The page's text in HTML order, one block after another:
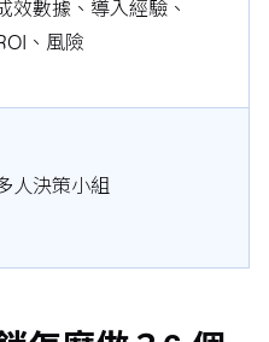
效數據、導入經驗、
、風險
人決策小組